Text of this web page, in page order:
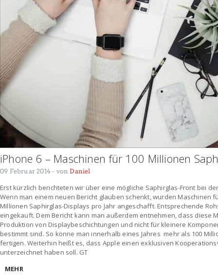
iPhone 6 – Maschinen für 100 Millionen
09 Februar 2014- von Daniel
Erst kürzlich berichteten wir über eine mögliche Saphirglas-Front bei
Wenn man einem neuen Bericht glauben schenkt, wurden Maschinen
Millionen Saphirglas-Displays pro Jahr angeschafft. Entsprechende
eingekauft. Dem Bericht kann man außerdem entnehmen, dass diese
Produktion von Displaybeschichtungen und nicht für kleinere
bestimmt sind. So könne man innerhalb eines Jahres mehr als 100
fertigen. Weiterhin heißt es, dass Apple einen exklusiven
unterzeichnet haben soll. GT
MEHR